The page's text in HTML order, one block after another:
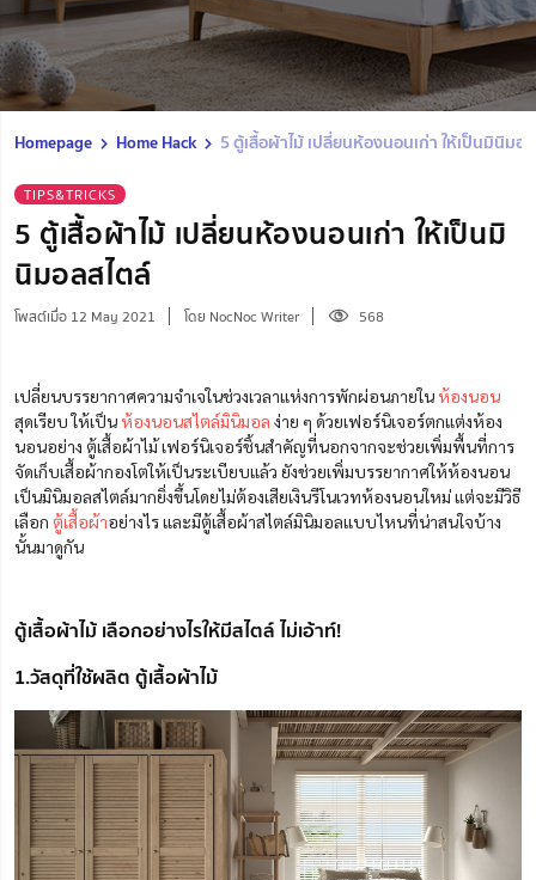
Homepage Home Hack 5 ตู้เสื้อผ้าไม้ เปลี่ยนห้องนอนเก่า ให้เป็นมินิมอ
TIPS&TRICKS
5 ตู้เสื้อผ้าไม้ เปลี่ยนห้องนอนเก่า ให้เป็นมิ
นิมอลสไตล์
โพสต์เมื่อ 12 May 2021 โดย NocNoc Writer 568
เปลี่ยนบรรยากาศความจำเจในช่วงเวลาแห่งการพักผ่อนภายใน ห้องนอน
สุดเรียบ ให้เป็น ห้องนอนสไตล์มินิมอล ง่าย ๆ ด้วยเฟอร์นิเจอร์ตกแต่งห้อง
นอนอย่าง ตู้เสื้อผ้าไม้ เฟอร์นิเจอร์ชิ้นสำคัญที่นอกจากจะช่วยเพิ่มพื้นที่การ
จัดเก็บเสื้อผ้ากองโตให้เป็นระเบียบแล้ว ยังช่วยเพิ่มบรรยากาศให้ห้องนอน
เป็นมินิมอลสไตล์มากยิ่งขึ้นโดยไม่ต้องเสียเงินรีโนเวทห้องนอนใหม่ แต่จะมีวิธี
เลือก ตู้เสื้อผ้าอย่างไร และมีตู้เสื้อผ้าสไตล์มินิมอลแบบไหนที่น่าสนใจบ้าง
นั้นมาดูกัน
ตู้เสื้อผ้าไม้ เลือกอย่างไรให้มีสไตล์ ไม่เอ้าท์!
1.วัสดุที่ใช้ผลิต ตู้เสื้อผ้าไม้